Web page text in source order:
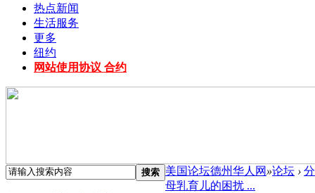
热点新闻
生活服务
更多
纽约
网站使用协议 合约
搜索 美国论坛德州华人网 »论坛 ›
母乳育儿的困扰 ...